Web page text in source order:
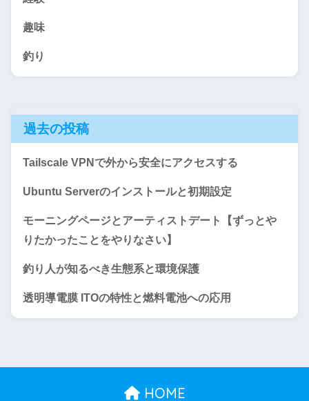
趣味
釣り
過去の投稿
Tailscale VPNで外から安全にアクセスする
Ubuntu Serverのインストールと初期設定
モーニングページとアーティストデート【ずっとや
りたかったことをやりなさい】
釣り人が知るべき生態系と環境保護
透明導電膜 ITOの特性と燃料電池への応用
HOME